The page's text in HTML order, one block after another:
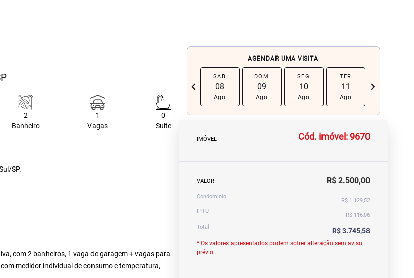
2
Banheiro
1
Vagas
0
Suite
SP.
com 2 banheiros, 1 vaga de garagem + vagas para
medidor individual de consumo e temperatura,
AGENDAR UMA VISITA
chevron_left
SAB
08
Ago
DOM
09
Ago
SEG
10
Ago
TER
11
Ago
navigate_next
IMÓVEL Cód. imóvel: 9670
VALOR R$ 2.500,00
Condomínio
R$ 1.129,52
IPTU
R$ 116,06
Total
R$ 3.745,58
* Os valores apresentados podem sofrer alteração sem aviso
prévio